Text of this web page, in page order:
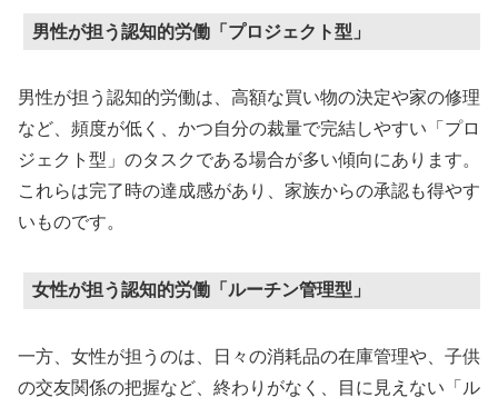
男性が担う認知的労働「プロジェクト型」
男性が担う認知的労働は、高額な買い物の決定や家の修理
など、頻度が低く、かつ自分の裁量で完結しやすい「プロ
ジェクト型」のタスクである場合が多い傾向にあります。
これらは完了時の達成感があり、家族からの承認も得やす
いものです。
女性が担う認知的労働「ルーチン管理型」
一方、女性が担うのは、日々の消耗品の在庫管理や、子供
の交友関係の把握など、終わりがなく、目に見えない「ル